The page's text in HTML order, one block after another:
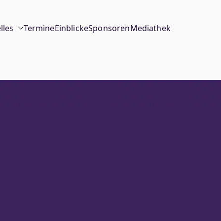
TermineEinblickeSponsorenMediathek